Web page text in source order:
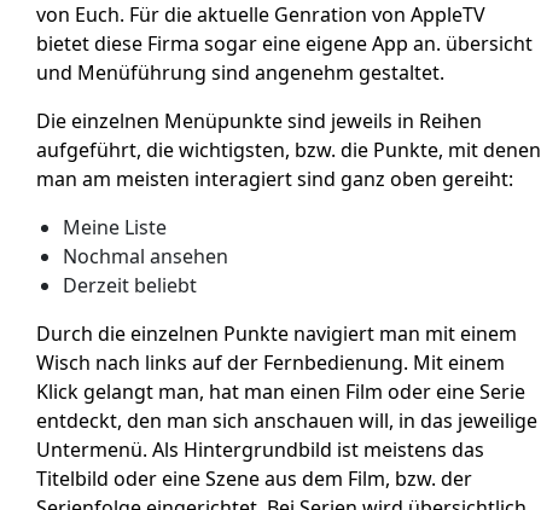
von Euch. Für die aktuelle Genration von AppleTV
bietet diese Firma sogar eine eigene App an. übersicht
und Menüführung sind angenehm gestaltet.
Die einzelnen Menüpunkte sind jeweils in Reihen
aufgeführt, die wichtigsten, bzw. die Punkte, mit denen
man am meisten interagiert sind ganz oben gereiht:
Meine Liste
Nochmal ansehen
Derzeit beliebt
Durch die einzelnen Punkte navigiert man mit einem
Wisch nach links auf der Fernbedienung. Mit einem
Klick gelangt man, hat man einen Film oder eine Serie
entdeckt, den man sich anschauen will, in das jeweilige
Untermenü. Als Hintergrundbild ist meistens das
Titelbild oder eine Szene aus dem Film, bzw. der